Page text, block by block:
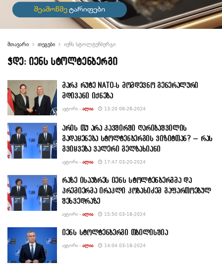
მთავარი თეგები იენს სტოლტენბერგი
ჭდე: იენს სტოლტენბერგი
მარკ რუტე NATO-ს მომდევნო გენერალური
მდივანი იქნება
ᲐᲕᲢᲝᲠᲘ - ᲐᲚᲘᲐ 13:20 06-26-2024
არის თუ არა კავშირში ღარიბაშვილის
გადაყენება სტოლტენბერგის ვიზიტთან? – რას
გვიყვება ვალერი გელბახიანი
ᲐᲕᲢᲝᲠᲘ - ᲐᲚᲘᲐ 17:47 03-20-2024
რაზე ისაუბრეს იენს სტოლტენბერგმა და
პრემიერმა ირაკლი კობახიძემ გაფართოებულ
შეხვედრაზე
ᲐᲕᲢᲝᲠᲘ - ᲐᲚᲘᲐ 15:50 03-18-2024
იენს სტოლტენბერგი თბილისშია
ᲐᲕᲢᲝᲠᲘ - ᲐᲚᲘᲐ 14:04 03-18-2024